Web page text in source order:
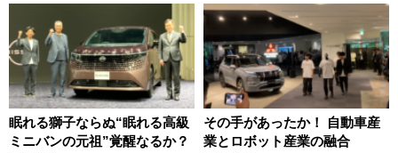
眠れる獅子ならぬ“眠れる高級
ミニバンの元祖”覚醒なるか？
その手があったか！ 自動車産
業とロボット産業の融合